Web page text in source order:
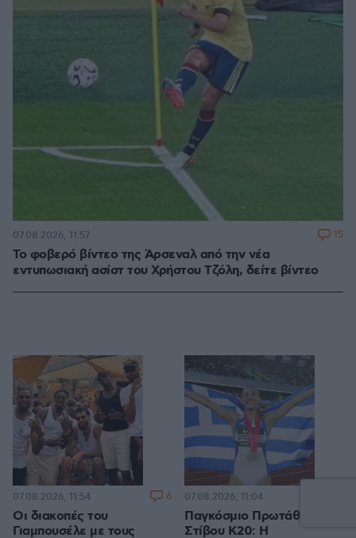
Το φοβερό βίντεο της Άρσεναλ από την νέα
εντυπωσιακή ασίστ του Χρήστου Τζόλη, δείτε βίντεο
07.08.2026, 11:57 15
Οι διακοπές του
Γιαμπουσέλε με τους
07.08.2026, 11:54 6
Παγκόσμιο Πρωτάθλημα
Στίβου Κ20: Η
07.08.2026, 11:04